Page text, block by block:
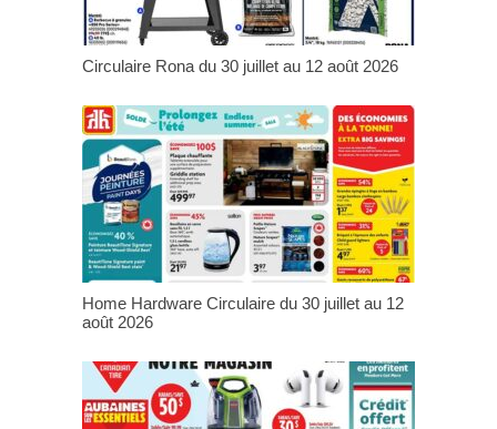
Circulaire Rona du 30 juillet au 12 août 2026
Home Hardware Circulaire du 30 juillet au 12
août 2026